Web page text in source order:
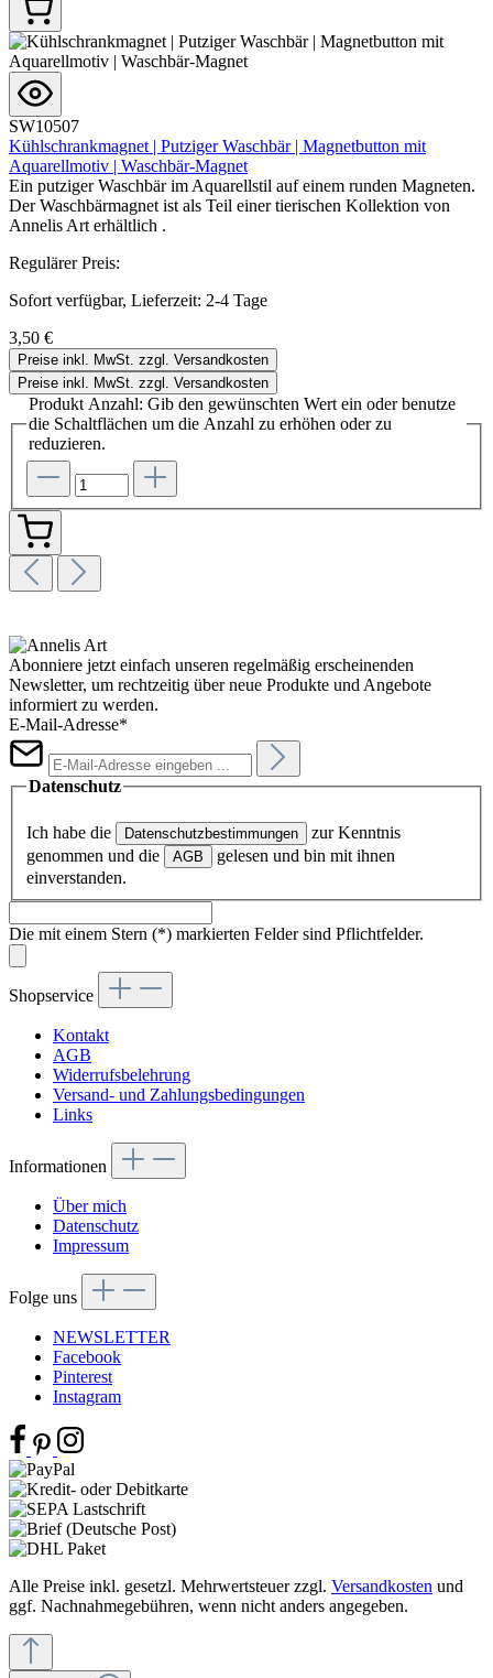
SW10507
Kühlschrankmagnet | Putziger Waschbär | Magnetbutton mit
Aquarellmotiv | Waschbär-Magnet
Ein putziger Waschbär im Aquarellstil auf einem runden Magneten.
Der Waschbärmagnet ist als Teil einer tierischen Kollektion von
Annelis Art erhältlich .
Regulärer Preis:
Sofort verfügbar, Lieferzeit: 2-4 Tage
3,50 €
Preise inkl. MwSt. zzgl. Versandkosten
Preise inkl. MwSt. zzgl. Versandkosten
Produkt Anzahl: Gib den gewünschten Wert ein oder benutze
die Schaltflächen um die Anzahl zu erhöhen oder zu
reduzieren.
Abonniere jetzt einfach unseren regelmäßig erscheinenden
Newsletter, um rechtzeitig über neue Produkte und Angebote
informiert zu werden.
E-Mail-Adresse*
Datenschutz
Ich habe die Datenschutzbestimmungen
zur Kenntnis
genommen und die
AGB
gelesen und bin mit ihnen
einverstanden.
Die mit einem Stern (*) markierten Felder sind Pflichtfelder.
Shopservice
Kontakt
AGB
Widerrufsbelehrung
Versand- und Zahlungsbedingungen
Links
Informationen
Über mich
Datenschutz
Impressum
Folge uns
NEWSLETTER
Facebook
Pinterest
Instagram
Alle Preise inkl. gesetzl. Mehrwertsteuer zzgl. Versandkosten und
ggf. Nachnahmegebühren, wenn nicht anders angegeben.